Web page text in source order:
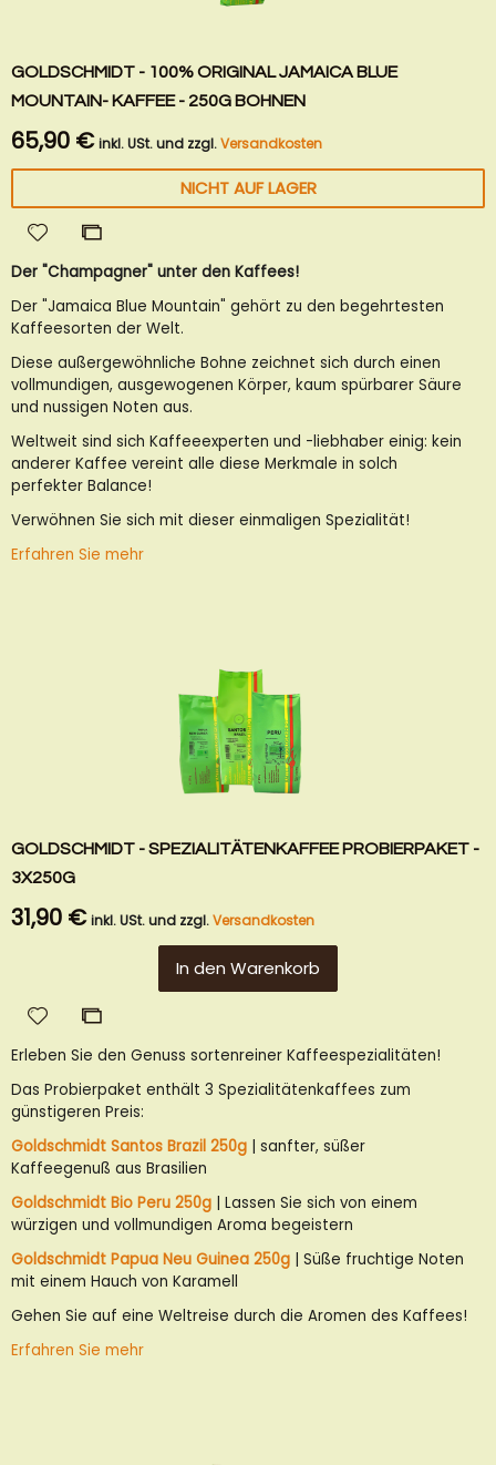
GOLDSCHMIDT - 100% ORIGINAL JAMAICA BLUE
MOUNTAIN- KAFFEE - 250G BOHNEN
65,90 € inkl. USt. und zzgl.Versandkosten
NICHT AUF LAGER
Zur
hinzufügen
Zur
hinzufügen
Der "Champagner" unter den Kaffees!
Der "Jamaica Blue Mountain" gehört zu den begehrtesten
Kaffeesorten der Welt.
Diese außergewöhnliche Bohne zeichnet sich durch einen
vollmundigen, ausgewogenen Körper, kaum spürbarer Säure
und nussigen Noten aus.
Weltweit sind sich Kaffeeexperten und -liebhaber einig: kein
anderer Kaffee vereint alle diese Merkmale in solch
perfekter Balance!
Verwöhnen Sie sich mit dieser einmaligen Spezialität!
Erfahren Sie mehr
GOLDSCHMIDT - SPEZIALITÄTENKAFFEE PROBIERPAKET -
3X250G
31,90 € inkl. USt. und zzgl.Versandkosten
In den Warenkorb
Zur
hinzufügen
Zur
hinzufügen
Erleben Sie den Genuss sortenreiner Kaffeespezialitäten!
Das Probierpaket enthält 3 Spezialitätenkaffees zum
günstigeren Preis:
Goldschmidt Santos Brazil 250g | sanfter, süßer
Kaffeegenuß aus Brasilien
Goldschmidt Bio Peru 250g | Lassen Sie sich von einem
würzigen und vollmundigen Aroma begeistern
Goldschmidt Papua Neu Guinea 250g | Süße fruchtige Noten
mit einem Hauch von Karamell
Gehen Sie auf eine Weltreise durch die Aromen des Kaffees!
Erfahren Sie mehr